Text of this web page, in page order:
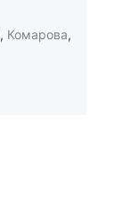
, Комарова,